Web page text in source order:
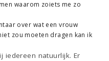
waarom zoiets me zo
over wat een vrouw
zou moeten dragen kan ik
natuurlijk. Er